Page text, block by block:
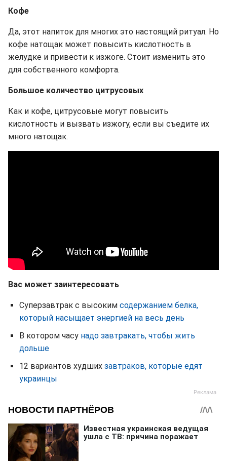
Кофе
Да, этот напиток для многих это настоящий ритуал. Но
кофе натощак может повысить кислотность в
желудке и привести к изжоге. Стоит изменить это
для собственного комфорта.
Большое количество цитрусовых
Как и кофе, цитрусовые могут повысить
кислотность и вызвать изжогу, если вы съедите их
много натощак.
Вас может заинтересовать
Суперзавтрак с высоким содержанием белка,
который насыщает энергией на весь день
В котором часу надо завтракать, чтобы жить
дольше
12 вариантов худших завтраков, которые едят
украинцы